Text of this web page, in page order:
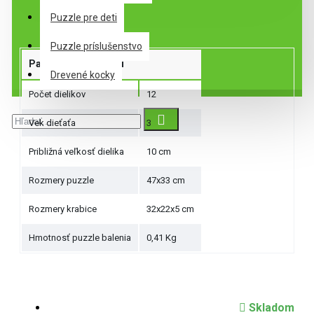
Puzzle pre deti
Puzzle príslušenstvo
Drevené kocky
Špecifikácie
Parametre produktu
Počet dielikov 12
Vek dieťaťa 3
Približná veľkosť dielika 10 cm
Rozmery puzzle 47x33 cm
Rozmery krabice 32x22x5 cm
Hmotnosť puzzle balenia 0,41 Kg
Skladom